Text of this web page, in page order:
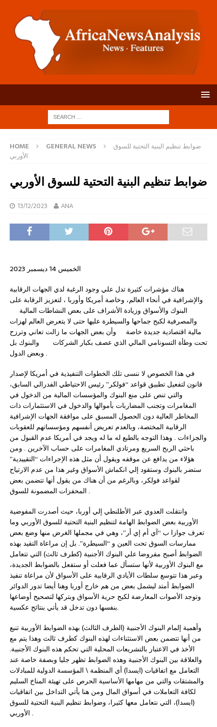
HOME GENERAL NEWS
ضوابط تنظيم البنية التحتية للسوق
الأوربي
ضوابط تنظيم البنية التحتية للسوق الأوربي
13/12/2023 ANA
الخميس 14 ديسمبر 2023
هناك مؤشرات كثيرة تدل علي وجود الرغبة لدي الجهات الرقابية
والإشرافية في أنحاء العالم، وخاصة أمريكا وأوربا ، لتعزيز الرقابة على
البنوك والأسواق وزيادة الأشراف على بعض النشاطات المالية
والمصرفية لكبح جماحها والسيطرة عليها حتى لا يتعرض العالم لهزات
مالية اقتصادية جديدة خاصة وأن بعض الجهات ما زالت تعاني وترزح
تحت وطأة التسونامي المالي الذي عصف بكبار الشركات والبنوك بل
وبعض الدول .
في هذا الخصوص لا ننسى تلك الخطوات التنفيذية في أمريكا لإصدار
قانون لتفعيل تطبيق قواعد “فولكر” رئيس الاحتياطي الفدرالي السابق،
والتي تنص على منع البنوك والمؤسسات المالية من الدخول في
المغامرات وتجنب المضاربات بأموالها والدخول في الاستثمارات ذات
المخاطر العالية دون الحصول المسبق على موافقة الجهات الإشرافية
الرقابية المختصة، وبالعدم تعريض أنفسهم ومؤسساتهم للعقوبات
والجزاءات . وهذا التوجه بالطبع له ما له ويجد في أمريكا عدم القبول من
باحثي الربح السريع ومرتادي المغامرات على حساب الآخرين . ومن
هؤلاء من يدافع عن موقفه ويقول أن مثل هذه الإجراءات “التقييدية”
ستضر بالبنوك وستقود إلي انكماش الأسواق وغير هذا من عدم الارتياح
لقواعد فولكر، وبالرغم من أن هناك من يقول أنها تتضمن بعض
المحفزات المضمونة للسوق .
وانتقلت العدوي عبر الأطلنطي إلي أوربا، حيث أصدرت المفوضية
الأوربية بعض الضوابط الهامة لتنظيم البنية التحتية للسوق الأوربي وما
تعرف جوازا ب “آي أم إي أر”، وهي في مجملها الغرض منها وضع بعض
ممارسات السوق تحت العين و “السيطرة”. بل إن مراعاة التقيد بهذه
الضوابط أصبح مفروضا علي البنوك الأجنبية (كطرف ثالث) التي تتعامل
مع البنوك الأوربية لأنها ستسأل عما فعلت أو ستفعل بالضوابط الجديدة،
وعبر هذا تتوسع سلطات الأيادي الرقابية على الأسواق لأن مراعاة تنفيذ
الضوابط أمتد ليشمل بعض من هم خارج أوربا وهنا أيضا تدور الدوائر
وتوجد الأصوات المعارضة لكبح حرية الأسواق وبتركها لتصحيح أوضاعها
بنفسها دون تدخل قد يأتي بنتائج عكسية.
وأهمية إلمام البنوك الأجنبية (الطرف الثالث) بهذه الضوابط الأوربية تنبع
من أنها تتضمن بعض الاستثناءات لهذه البنوك كطرف ثالث وهذا يتم مع
الأخذ في الاعتبار بالتشريعات المحلية التي تحكم هذه البنوك الأجنبية.
والعلاقة بين البنوك الأجنبية وهذه الضوابط تظهر جليا وبصفة خاصة عند
التعامل مع اتفاقيات (ايسدا) أي المنظمة \ المؤسسة الدولية للمبادلات
والمشتقات والتي من مهامها الأساسية الحرص على تهيئة المناخ السليم
لكافة التعاملات في أسواق المال ومن هنا يأتي التداخل بين اتفاقيات
(ايسدا)، التي نتعامل معها كثيرا، وضوابط تنظيم البنية التحتية للسوق
الأوربي .